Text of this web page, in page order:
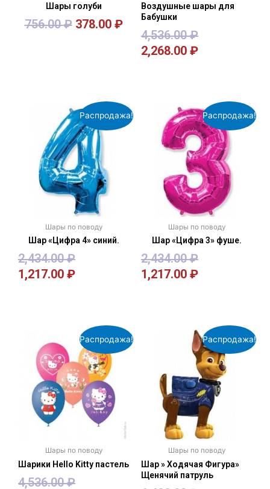
Шары голуби
756.00₽ 378.00 ₽
Воздушные шары для
Бабушки
4,536.00₽
2,268.00 ₽
Распродажа!
Шары по поводу
Шар «Цифра 4» синий.
2,434.00₽
1,217.00 ₽
Распродажа!
Шары по поводу
Шар «Цифра 3» фуше.
2,434.00₽
1,217.00 ₽
Распродажа!
Шары по поводу
Шарики Hello Kitty пастель
4,536.00₽
Распродажа!
Шары по поводу
Шар » Ходячая Фигура»
Щенячий патруль